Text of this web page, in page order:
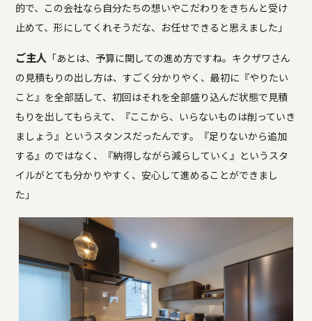
的で、この会社なら自分たちの想いやこだわりをきちんと受け
止めて、形にしてくれそうだな、お任せできると思えました」
ご主人 「あとは、予算に関しての進め方ですね。キクザワさん
の見積もりの出し方は、すごく分かりやく、最初に『やりたい
こと』を全部話して、初回はそれを全部盛り込んだ状態で見積
もりを出してもらえて、『ここから、いらないものは削っていき
ましょう』というスタンスだったんです。『足りないから追加
する』のではなく、『納得しながら減らしていく』というスタ
イルがとても分かりやすく、安心して進めることができまし
た」